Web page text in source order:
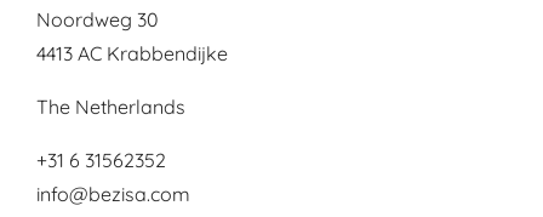
Noordweg 30
4413 AC Krabbendijke
The Netherlands
+31 6 31562352
info@bezisa.com